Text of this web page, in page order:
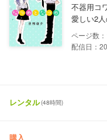
不器用コ
愛しい2
配信日：
レンタル(48時間)
購入